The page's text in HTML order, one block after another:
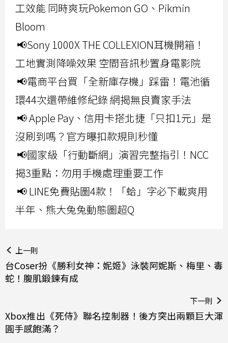
工效能 同時爽玩Pokemon GO、Pikmin
Bloom
📢Sony 1000X THE COLLEXION耳機開箱！
工地實測降噪效果 空間音訊秒置身電影院
📢電商平台買「全新庫存機」踩雷！電池循
環44次還帶維修紀錄 網揭無良賣家手法
📢 Apple Pay、信用卡搭北捷「只扣1元」是
沒刷到嗎？官方曝扣款規則秒懂
📢國家級「行動斷網」演習完整指引！NCC
揭3重點：勿用手機處理重要工作
📢 LINE免費貼圖4款！「蛤」字必下載爽用
半年、熊大兔兔動態圖超Q
上一則
台Coser扮《勝利女神：妮姬》泳裝阿妮斯、梅里、毒
蛇！腹肌鍛鍊有成
下一則
Xbox推出《死侍》聯名控制器！後方突出兩顆巨大渾
圓手感飽滿？